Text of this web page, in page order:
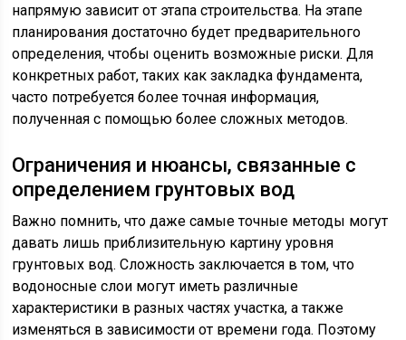
напрямую зависит от этапа строительства. На этапе
планирования достаточно будет предварительного
определения, чтобы оценить возможные риски. Для
конкретных работ, таких как закладка фундамента,
часто потребуется более точная информация,
полученная с помощью более сложных методов.
Ограничения и нюансы, связанные с
определением грунтовых вод
Важно помнить, что даже самые точные методы могут
давать лишь приблизительную картину уровня
грунтовых вод. Сложность заключается в том, что
водоносные слои могут иметь различные
характеристики в разных частях участка, а также
изменяться в зависимости от времени года. Поэтому